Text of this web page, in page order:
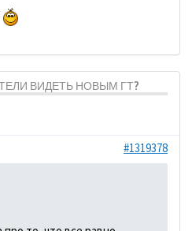
ВИДЕТЬ НОВЫМ ГТ?
#1319378